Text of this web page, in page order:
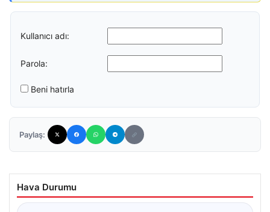
Kullanıcı adı:
Parola:
Beni hatırla
Paylaş:
Hava Durumu